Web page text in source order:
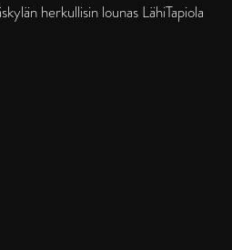
herkullisin lounas LähiTapiola